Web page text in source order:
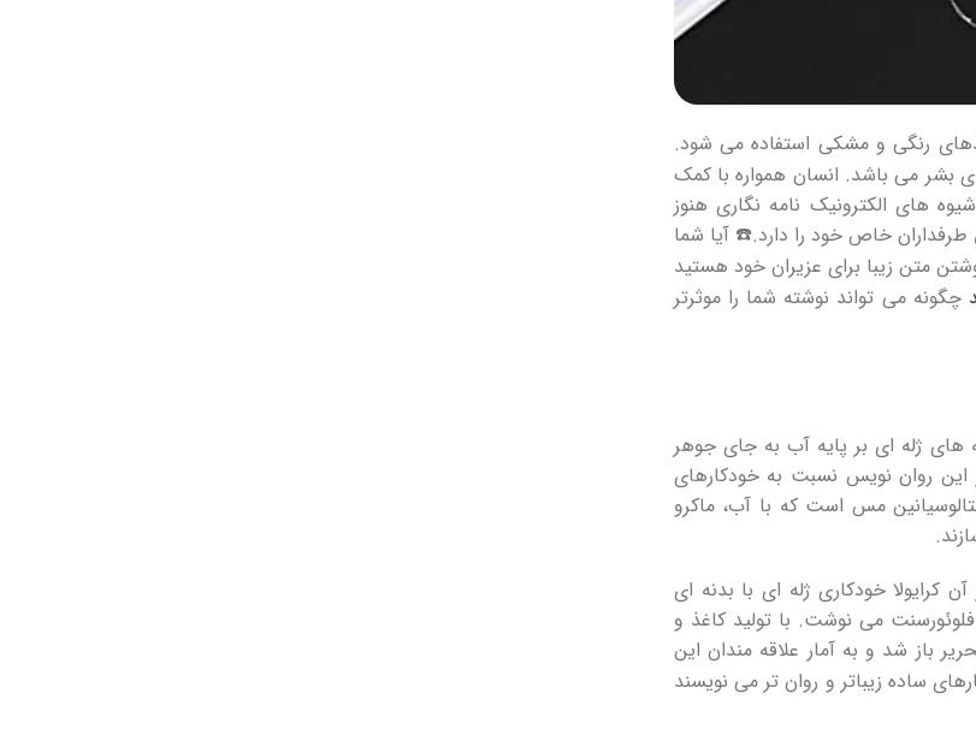
رنگی و مشکی استفاده می شود.
بشر می باشد. انسان همواره با کمک
های الکترونیک نامه‌ نگاری هنوز
طرفداران خاص خود را دارد.☎️ آیا شما
متن زیبا برای عزیران خود هستید
چگونه می تواند نوشته شما را موثرتر
ژله ای بر پایه آب به‏ جای جوهر
این روان نویس‌ نسبت به خودکارهای
مس است که با آب، ماکرو
کرایولا خودکاری ژله‌ ای با بدنه‌ ای
می‌ نوشت. با تولید کاغذ و
باز شد و به آمار علاقه‌ مندان این
ساده زیباتر و روان‌ تر می‌ نویسند